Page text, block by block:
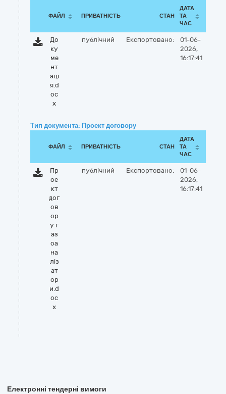
ФАЙЛ ПРИВАТНІСТЬ СТАН
ДАТА
ТА
ЧАС
До
ку
ме
нт
аці
я.d
oc
x
публічний Експортовано:
01-06-
2026,
16:17:41
Тип документа: Проект договору
ФАЙЛ ПРИВАТНІСТЬ СТАН
ДАТА
ТА
ЧАС
Пр
ое
кт
дог
ов
ор
у г
аз
оа
на
ліз
ат
ор
и.d
oc
x
публічний Експортовано:
01-06-
2026,
16:17:41
Електронні тендерні вимоги